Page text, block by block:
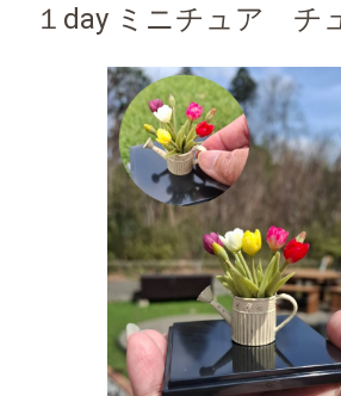
クレイフラワー上級編 作品集 😊体験画像コーナー
📋️ゆきりお通信 生徒様のお声Part1 生徒様
基礎科 Ⅰ ①野菜 基礎科 Ⅰ ②パン 基礎科 Ⅰ ③
基礎科 Ⅰ ④キッチン 基礎科 Ⅱ ⑤お皿 基礎
基礎科 Ⅱ ⑦お花 卒業作品 ⑧パッチワーク 体
師範科 ステンドランプ
Chocolat*field監修 3dayレッスン 【四季を彩る和スイーツ】 Chocolat*field監修 皮むきバナナとクレープ
Chocolat*field監修「ハワイアン・パイナップルカフェ」 日本ミニチュアフード協会 体験レッスン
１day ミニチュア チ